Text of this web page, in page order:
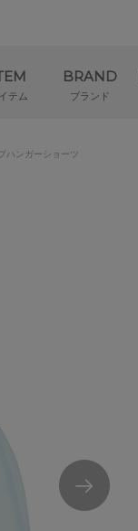
テム
BRAND
ブランド
ハンガーショーツ